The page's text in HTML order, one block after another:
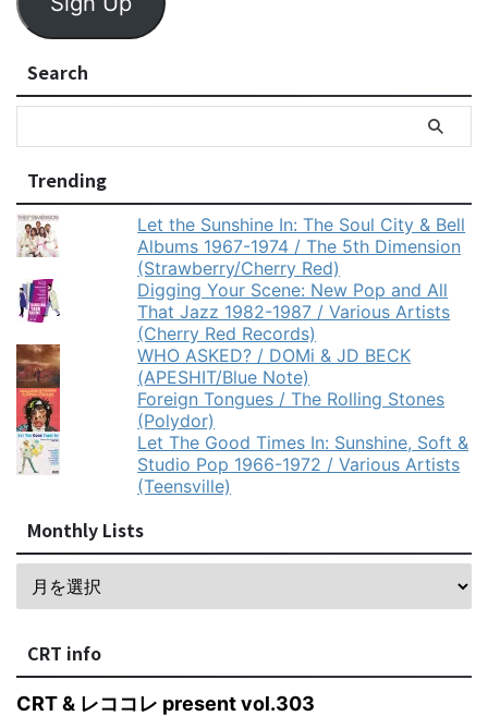
Search
Trending
Let the Sunshine In: The Soul City & Bell
Albums 1967-1974 / The 5th Dimension
(Strawberry/Cherry Red)
Digging Your Scene: New Pop and All
That Jazz 1982-1987 / Various Artists
(Cherry Red Records)
WHO ASKED? / DOMi & JD BECK
(APESHIT/Blue Note)
Foreign Tongues / The Rolling Stones
(Polydor)
Let The Good Times In: Sunshine, Soft &
Studio Pop 1966-1972 / Various Artists
(Teensville)
Monthly Lists
CRT info
CRT & レココレ present vol.303